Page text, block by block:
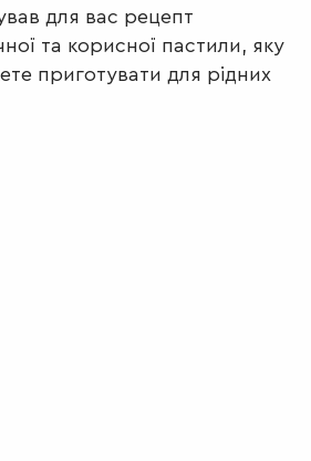
для вас рецепт
та корисної пастили, яку
приготувати для рідних